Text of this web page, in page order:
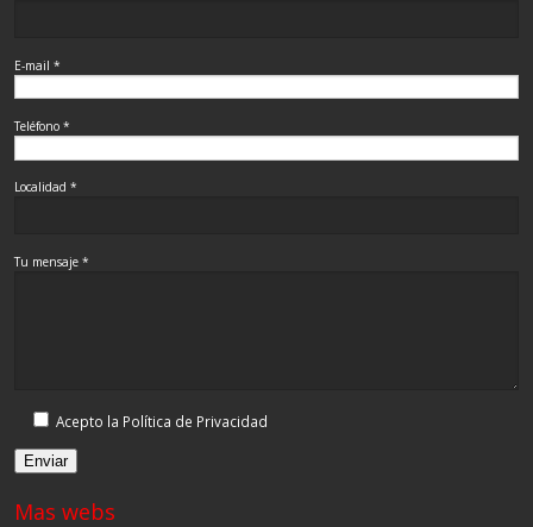
E-mail *
Teléfono *
Localidad *
Tu mensaje *
Acepto la Política de Privacidad
Mas webs